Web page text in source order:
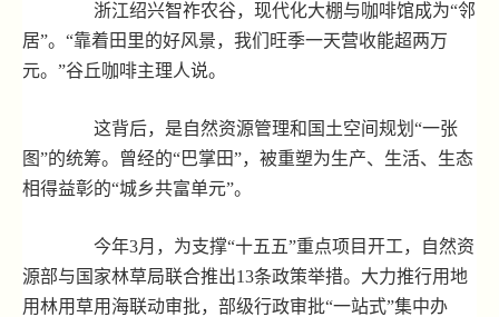
浙江绍兴智祚农谷，现代化大棚与咖啡馆成为“邻
居”。“靠着田里的好风景，我们旺季一天营收能超两万
元。”谷丘咖啡主理人说。
这背后，是自然资源管理和国土空间规划“一张
图”的统筹。曾经的“巴掌田”，被重塑为生产、生活、生态
相得益彰的“城乡共富单元”。
今年3月，为支撑“十五五”重点项目开工，自然资
源部与国家林草局联合推出13条政策举措。大力推行用地
用林用草用海联动审批，部级行政审批“一站式”集中办